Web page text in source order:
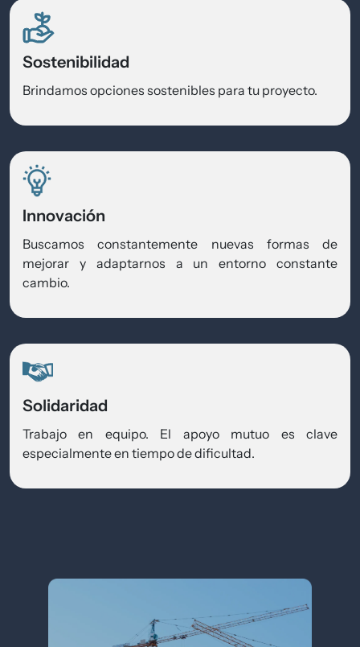
Sostenibilidad
Brindamos opciones sostenibles para tu proyecto.
Innovación
Buscamos constantemente nuevas formas de
mejorar y adaptarnos a un entorno constante
cambio.
Solidaridad
Trabajo en equipo. El apoyo mutuo es clave
especialmente en tiempo de dificultad.